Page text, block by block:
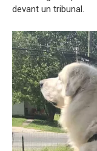
devant un tribunal.